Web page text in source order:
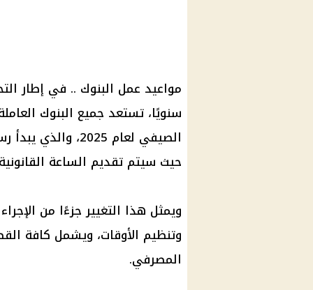
مواعيد عمل البنوك .. في إطار
سنويًا، تستعد جميع البنوك
حيث سيتم تقديم الساعة القانونية 60 دقيقة إلى
ويمثل هذا التغيير جزءًا من
وتنظيم الأوقات، ويشمل كافة
المصرفي.